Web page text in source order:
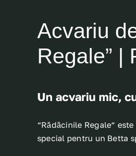
Acvariu
Regale” |
Un acvariu mic,
“Rădăcinile Regale”
special pentru un Betta